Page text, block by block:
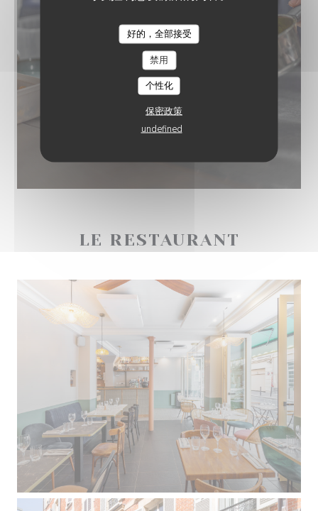
好的，全部接受
禁用
个性化
保密政策
undefined
LE RESTAURANT
CHEZ MARTHE